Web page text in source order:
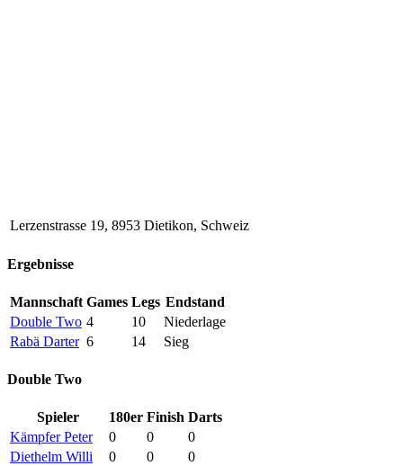
Lerzenstrasse 19, 8953 Dietikon, Schweiz
Ergebnisse
Mannschaft Games Legs Endstand
Double Two 4 10
Niederlage
Rabä Darter 6 14 Sieg
Double Two
Spieler 180er Finish Darts
Kämpfer Peter
0 0
0
Diethelm Willi
0 0
0